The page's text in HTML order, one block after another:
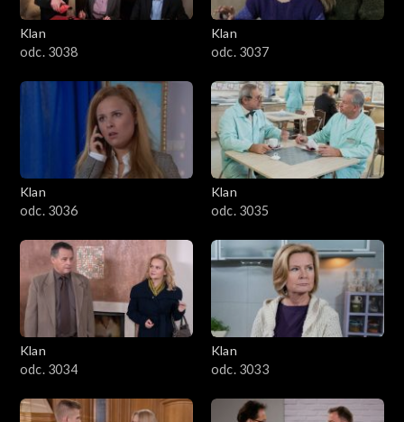
Klan
odc. 3038
Klan
odc. 3037
Klan
odc. 3036
Klan
odc. 3035
Klan
odc. 3034
Klan
odc. 3033